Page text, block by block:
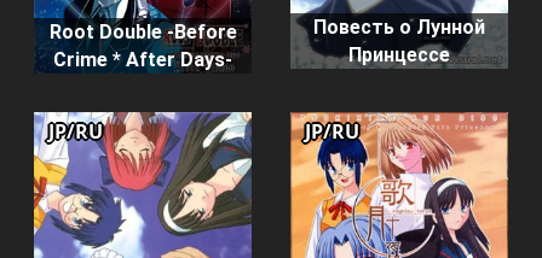
Root Double -Before
Crime * After Days-
Повесть о Лунной
Принцессе
JP/RU JP/RU